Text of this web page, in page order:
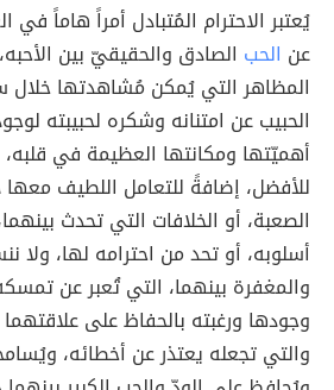
يُعتبر الاحترام المُتبادل أمراً هاماً في
عن الحب الصادق والحقيقيّ بين
المظاهر التي يُمكن مُشاهدتها خلال
الحبيب عن امتنانه وشكره لحبيبته
أهميّتها ومكانتها العظيمة في قلبه،
للأفضل، إضافةً للتعامل اللطيف معها
الصعبة، أو الخلافات التي تحدث
أسلوبه، أو تحد من احترامه لها، ولا
والمغفرة بينهما، التي تُعبر عن
وجودها ورغبته بالحفاظ على
والتي تجعله يعتذر عن أخطائه،